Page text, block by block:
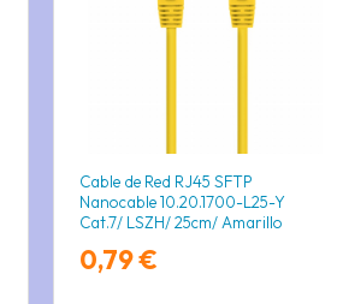
Cable de Red RJ45 SFTP
Nanocable 10.20.1700-L25-Y
Cat.7/ LSZH/ 25cm/ Amarillo
0,79 €